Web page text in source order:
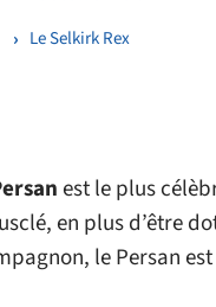
Le Selkirk Rex
est le plus
en plus d’être
le Persan